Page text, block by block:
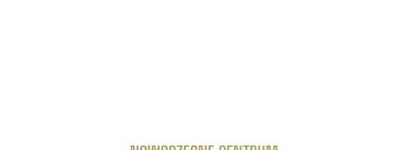
link do strony Centrum Edukacyjno Rekreacyjne